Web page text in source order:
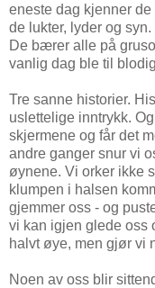
eneste dag kjenner
de lukter, lyder og
De bærer alle på
vanlig dag ble til
Tre sanne historier.
uslettelige inntrykk.
skjermene og får det
andre ganger snur vi
øynene. Vi orker ikke
klumpen i halsen
gjemmer oss - og
vi kan igjen glede oss
halvt øye, men gjør vi
Noen av oss blir